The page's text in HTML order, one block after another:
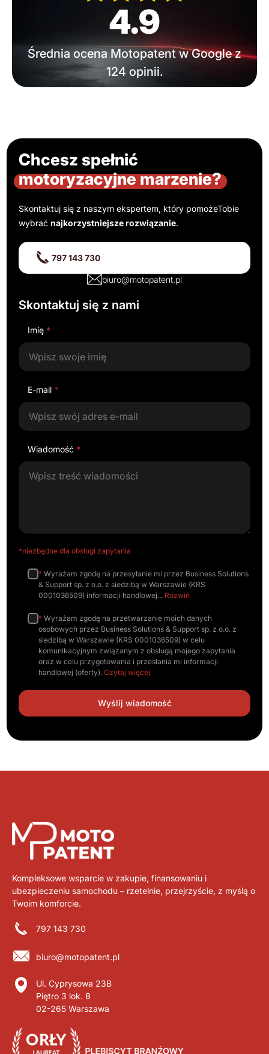
4.9
Średnia ocena Motopatent w Google z
124 opinii.
Chcesz spełnić
motoryzacyjne marzenie?
Skontaktuj się z naszym ekspertem, który pomożeTobie
wybraćnajkorzystniejsze rozwiązanie.
797 143 730
biuro@motopatent.pl
Skontaktuj się z nami
Imię *
E-mail *
Wiadomość *
*niezbędne dla obsługi zapytania
* Wyrażam zgodę na przesyłanie mi przez Business Solutions
& Support sp. z o.o. z siedzibą w Warszawie (KRS
0001036509) informacji handlowej
Rozwiń
* Wyrażam zgodę na przetwarzanie moich danych
osobowych przez Business Solutions & Support sp. z o.o. z
siedzibą w Warszawie (KRS 0001036509) w celu
komunikacyjnym związanym z obsługą mojego zapytania
oraz w celu przygotowania i przesłania mi informacji
handlowej (oferty).Czytaj więcej
Kompleksowe wsparcie w zakupie, finansowaniu i
ubezpieczeniu samochodu – rzetelnie, przejrzyście, z myślą o
Twoim komforcie.
797 143 730
biuro@motopatent.pl
Ul. Cyprysowa 23B
Piętro 3 lok. 8
02-265 Warszawa